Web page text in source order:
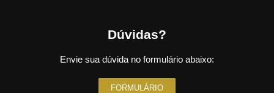
Dúvidas?
Envie sua dúvida no formulário abaixo:
FORMULÁRIO